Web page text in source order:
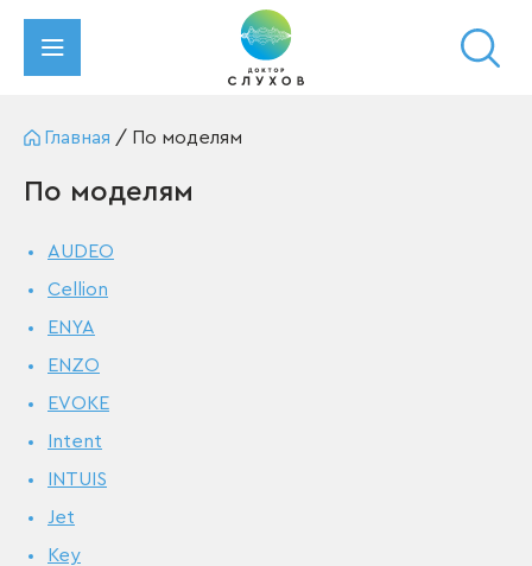
Главная / По моделям
По моделям
AUDEO
Cellion
ENYA
ENZO
EVOKE
Intent
INTUIS
Jet
Key